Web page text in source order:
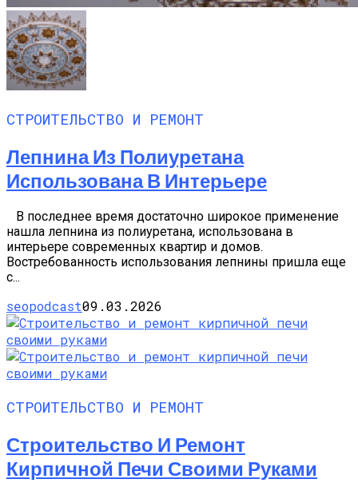
СТРОИТЕЛЬСТВО И РЕМОНТ
Лепнина Из Полиуретана
Использована В Интерьере
В последнее время достаточно широкое применение
нашла лепнина из полиуретана, использована в
интерьере современных квартир и домов.
Востребованность использования лепнины пришла еще
с...
seopodcast09.03.2026
СТРОИТЕЛЬСТВО И РЕМОНТ
Строительство И Ремонт
Кирпичной Печи Своими Руками